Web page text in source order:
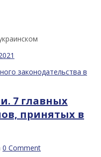
законодательства в
7 главных
принятых в
0 Comment